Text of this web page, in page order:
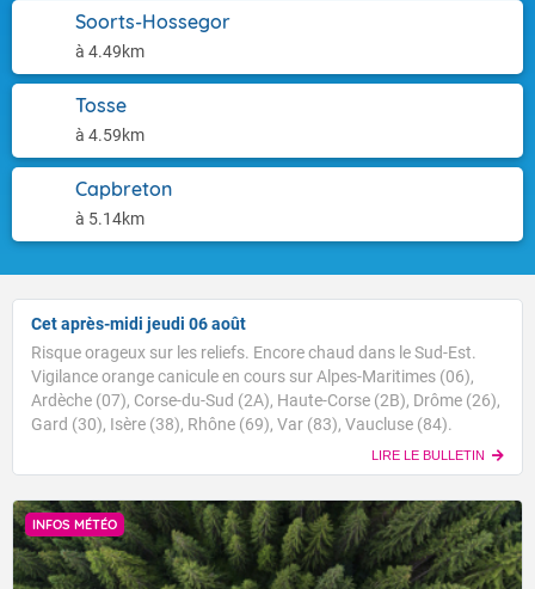
Soorts-Hossegor
à 4.49km
Tosse
à 4.59km
Capbreton
à 5.14km
Cet après-midi jeudi 06 août
Risque orageux sur les reliefs. Encore chaud dans le Sud-Est.
Vigilance orange canicule en cours sur Alpes-Maritimes (06),
Ardèche (07), Corse-du-Sud (2A), Haute-Corse (2B), Drôme (26),
Gard (30), Isère (38), Rhône (69), Var (83), Vaucluse (84).
LIRE LE BULLETIN
INFOS MÉTÉO